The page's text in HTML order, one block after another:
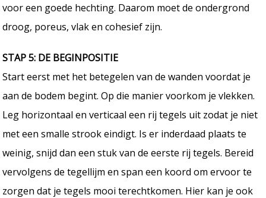
voor een goede hechting. Daarom moet de ondergrond
droog, poreus, vlak en cohesief zijn.
STAP 5: DE BEGINPOSITIE
Start eerst met het betegelen van de wanden voordat je
aan de bodem begint. Op die manier voorkom je vlekken.
Leg horizontaal en verticaal een rij tegels uit zodat je niet
met een smalle strook eindigt. Is er inderdaad plaats te
weinig, snijd dan een stuk van de eerste rij tegels. Bereid
vervolgens de tegellijm en span een koord om ervoor te
zorgen dat je tegels mooi terechtkomen. Hier kan je ook